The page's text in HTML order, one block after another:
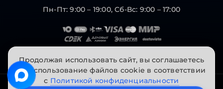
Пн-Пт: 9:00 – 19:00, Сб-Вс: 9:00 – 17:00
Продолжая использовать сайт, вы соглашаетесь
на использование файлов cookie в соответствии
с Политикой конфиденциальности